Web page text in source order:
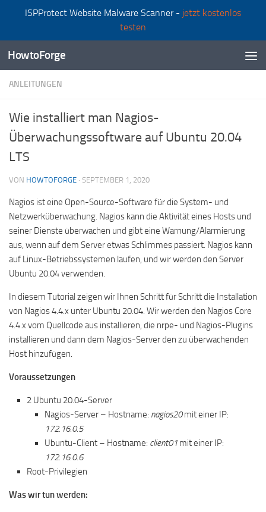
ISPProtect Website Malware Scanner - jetzt kostenlos
testen
Zum Inhalt springen
HowtoForge
ANLEITUNGEN
Wie installiert man Nagios-
Überwachungssoftware auf Ubuntu 20.04
LTS
VON HOWTOFORGE · SEPTEMBER 1, 2020
Nagios ist eine Open-Source-Software für die System- und
Netzwerküberwachung. Nagios kann die Aktivität eines Hosts und
seiner Dienste überwachen und gibt eine Warnung/Alarmierung
aus, wenn auf dem Server etwas Schlimmes passiert. Nagios kann
auf Linux-Betriebssystemen laufen, und wir werden den Server
Ubuntu 20.04 verwenden.
In diesem Tutorial zeigen wir Ihnen Schritt für Schritt die Installation
von Nagios 4.4.x unter Ubuntu 20.04. Wir werden den Nagios Core
4.4.x vom Quellcode aus installieren, die nrpe- und Nagios-Plugins
installieren und dann dem Nagios-Server den zu überwachenden
Host hinzufügen.
Voraussetzungen
2 Ubuntu 20.04-Server
Nagios-Server – Hostname: nagios20mit einer IP:
172.16.0.5
Ubuntu-Client – Hostname: client01 mit einer IP:
172.16.0.6
Root-Privilegien
Was wir tun werden: